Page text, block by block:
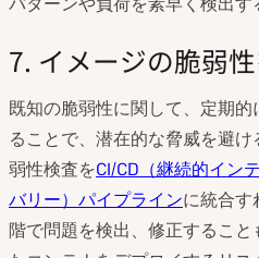
7. イメージの脆弱
既知の脆弱性に関して、定期
ることで、潜在的な脅威を避
弱性検査をCI/CD（継続的イン
バリー）パイプラインに統合す
階で問題を検出、修正するこ